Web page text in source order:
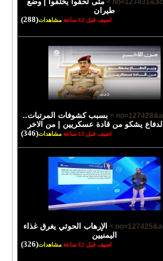
طيران
اضيف قبل 12 ساعة مشاهدات(288)
بسبب كشوفات المرتبات..
يشكو من قادة عسكريين | من الاخر
اضيف قبل 12 ساعة مشاهدات(346)
الإرهاب الحوثي يغرق غذاء
اليمنيين
اضيف قبل 12 ساعة مشاهدات(326)